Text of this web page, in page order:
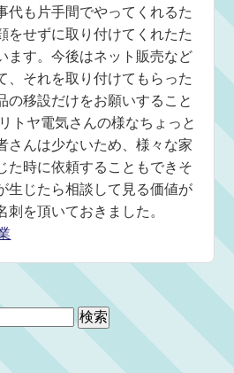
代も片手間でやってくれるた
をせずに取り付けてくれたた
ます。今後はネット販売など
、それを取り付けてもらった
の移設だけをお願いすること
トヤ電気さんの様なちょっと
さんは少ないため、様々な家
た時に依頼することもできそ
生じたら相談して見る価値が
刺を頂いておきました。